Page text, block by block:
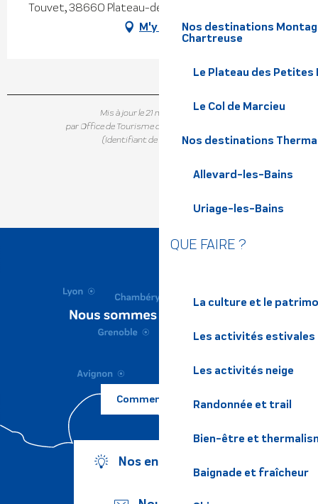
Nos destinations
Chartreuse
Le Plateau des Petites
Le Col de Marcieu
Nos destinations
Allevard-les-Bains
Uriage-les-Bains
QUE FAIRE ?
La culture et le
Les activités estivales
Les activités neige
Randonnée et trail
Bien-être et
Baignade et fraîcheur
Touvet, 38660 Plateau-des-Petites-Roches
M'y rendre
Mis à jour le 21 mai 2026 à 14:45
par Office de Tourisme de Belledonne Chartreuse
(Identifiant de l'offre :333316)
Comment venir ?
Nos engagements